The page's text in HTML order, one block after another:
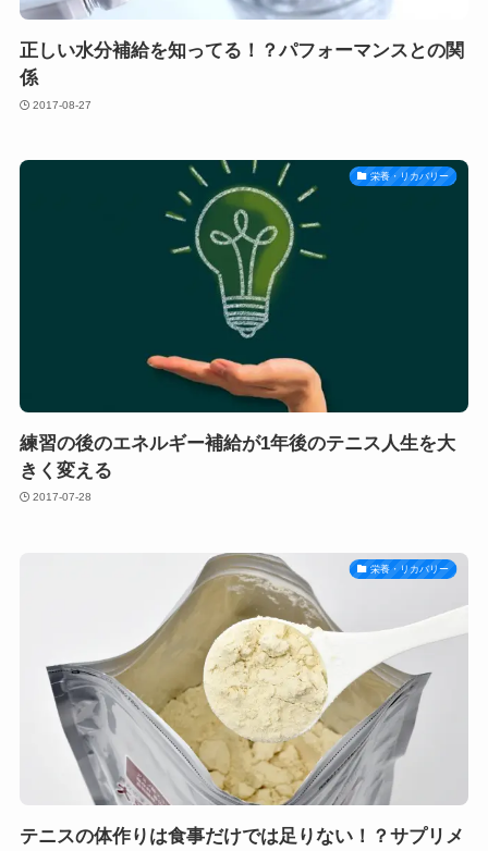
正しい水分補給を知ってる！？パフォーマンスとの関
係
2017-08-27
栄養・リカバリー
練習の後のエネルギー補給が1年後のテニス人生を大
きく変える
2017-07-28
栄養・リカバリー
テニスの体作りは食事だけでは足りない！？サプリメ